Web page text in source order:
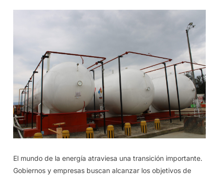
El mundo de la energía atraviesa una transición importante.
Gobiernos y empresas buscan alcanzar los objetivos de